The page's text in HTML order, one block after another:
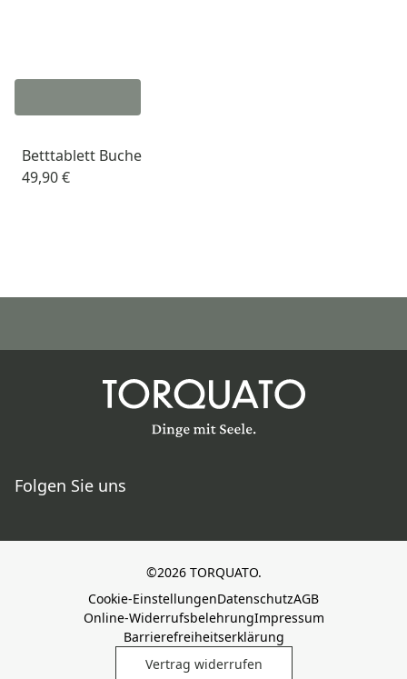
Betttablett Buche
49,90 €
Folgen Sie uns
©2026 TORQUATO.
Cookie-EinstellungenDatenschutzAGB
Online-WiderrufsbelehrungImpressum
Barrierefreiheitserklärung
Vertrag widerrufen